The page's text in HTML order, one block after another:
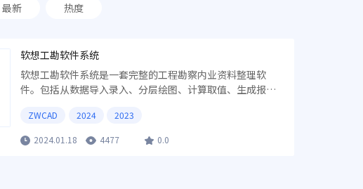
最新 热度
软想工勘软件系统
软想工勘软件系统是一套完整的工程勘察内业资料整理软
件。包括从数据导入录入、分层绘图、计算取值、生成报告
路......等功能全部合成在一起，内部通过配置选项分开或交叉
使用。
ZWCAD 2024 2023
2024.01.18 4477 0.0